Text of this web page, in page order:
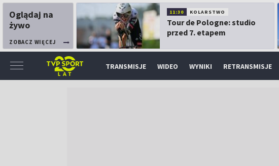
Oglądaj na
żywo
ZOBACZ WIĘCEJ
11:30 KOLARSTWO
Tour de Pologne: studio
przed 7. etapem
TRANSMISJE WIDEO WYNIKI RETRANSMISJE